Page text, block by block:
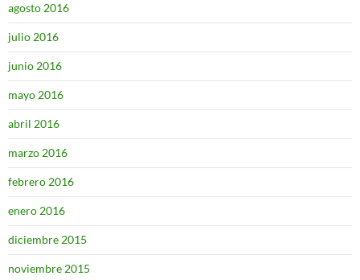
agosto 2016
julio 2016
junio 2016
mayo 2016
abril 2016
marzo 2016
febrero 2016
enero 2016
diciembre 2015
noviembre 2015